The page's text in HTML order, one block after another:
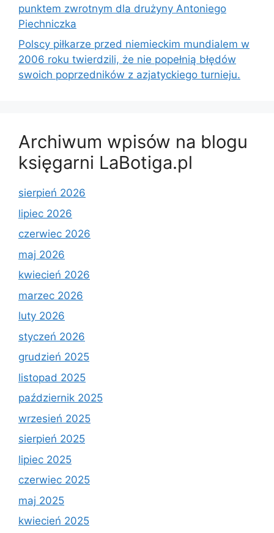
punktem zwrotnym dla drużyny Antoniego
Piechniczka
Polscy piłkarze przed niemieckim mundialem w
2006 roku twierdzili, że nie popełnią błędów
swoich poprzedników z azjatyckiego turnieju.
Archiwum wpisów na blogu
księgarni LaBotiga.pl
sierpień 2026
lipiec 2026
czerwiec 2026
maj 2026
kwiecień 2026
marzec 2026
luty 2026
styczeń 2026
grudzień 2025
listopad 2025
październik 2025
wrzesień 2025
sierpień 2025
lipiec 2025
czerwiec 2025
maj 2025
kwiecień 2025